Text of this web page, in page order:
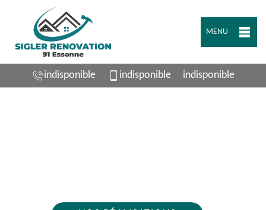
MENU
indisponible indisponible indisponible